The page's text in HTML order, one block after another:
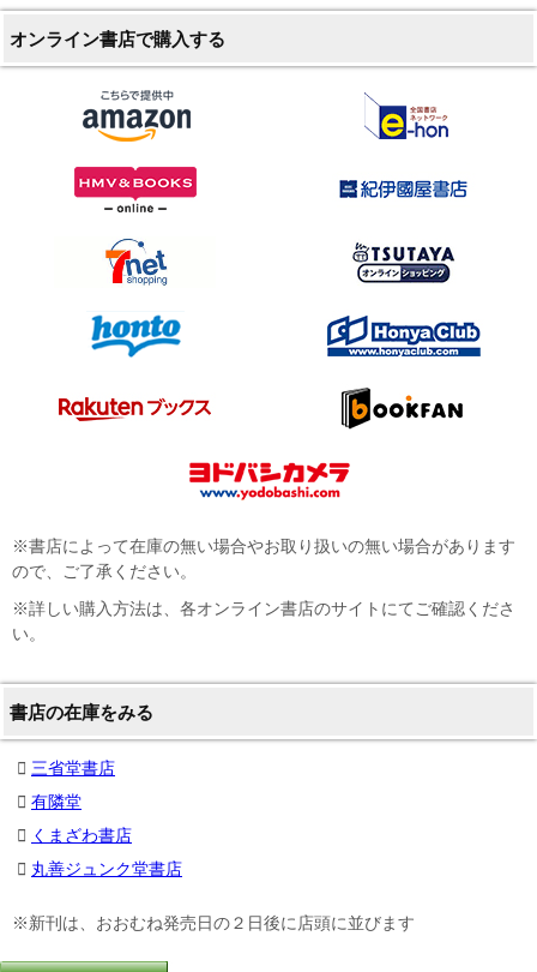
オンライン書店で購入する
※書店によって在庫の無い場合やお取り扱いの無い場合があります
ので、ご了承ください。
※詳しい購入方法は、各オンライン書店のサイトにてご確認くださ
い。
書店の在庫をみる
三省堂書店
有隣堂
くまざわ書店
丸善ジュンク堂書店
※新刊は、おおむね発売日の２日後に店頭に並びます